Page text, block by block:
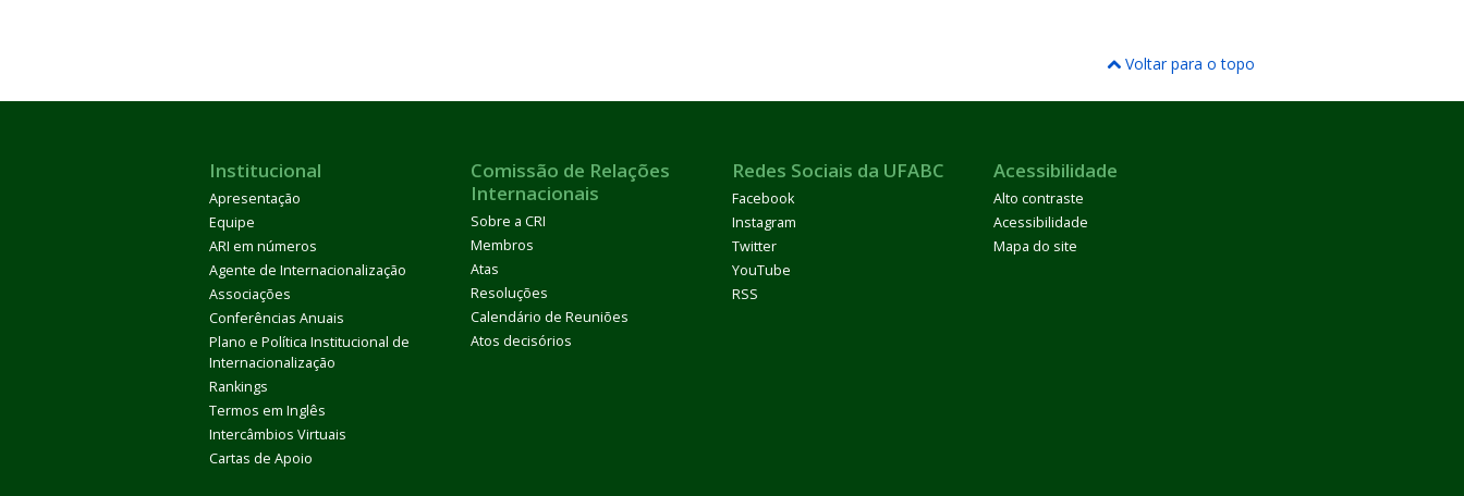
Voltar para o topo
Institucional
Apresentação
Equipe
ARI em números
Agente de Internacionalização
Associações
Conferências Anuais
Plano e Política Institucional de
Internacionalização
Rankings
Termos em Inglês
Intercâmbios Virtuais
Cartas de Apoio
Comissão de Relações
Internacionais
Sobre a CRI
Membros
Atas
Resoluções
Calendário de Reuniões
Atos decisórios
Redes Sociais da UFABC
Facebook
Instagram
Twitter
YouTube
RSS
Acessibilidade
Alto contraste
Acessibilidade
Mapa do site